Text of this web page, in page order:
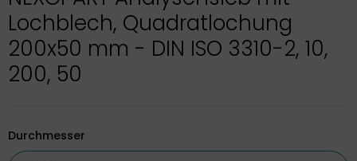
Lochblech, Quadratlochung
200x50 mm - DIN ISO 3310-2, 10,
200, 50
Durchmesser